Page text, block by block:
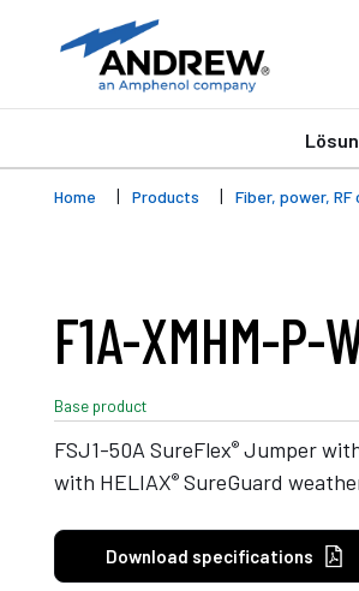
Home Products Fiber, power,
F1A-XMHM-P-
Base product
FSJ1-50A SureFlex® Jumper
with HELIAX® SureGuard
Download specifications